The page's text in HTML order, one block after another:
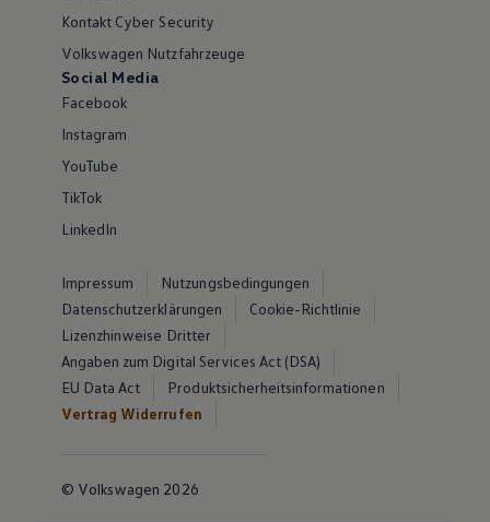
Kontakt Cyber Security
Volkswagen Nutzfahrzeuge
Social Media
Facebook
Instagram
YouTube
TikTok
LinkedIn
Impressum
Nutzungsbedingungen
Datenschutzerklärungen
Cookie-Richtlinie
Lizenzhinweise Dritter
Angaben zum Digital Services Act (DSA)
EU Data Act
Produktsicherheitsinformationen
Vertrag Widerrufen
© Volkswagen 2026